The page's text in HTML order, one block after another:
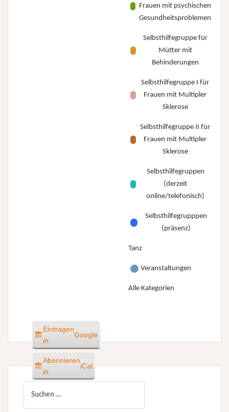
Frauen mit psychischen
Gesundheitsproblemen
Selbsthilfegruppe für
Mütter mit
Behinderungen
Selbsthilfegruppe I für
Frauen mit Multipler
Sklerose
Selbsthilfegruppe II für
Frauen mit Multipler
Sklerose
Selbsthilfegruppen
(derzeit
online/telefonisch)
Selbsthilfegrupppen
(präsenz)
Tanz
Veranstaltungen
Alle Kategorien
Eintragen
in
Google
Abonnieren
in
iCal